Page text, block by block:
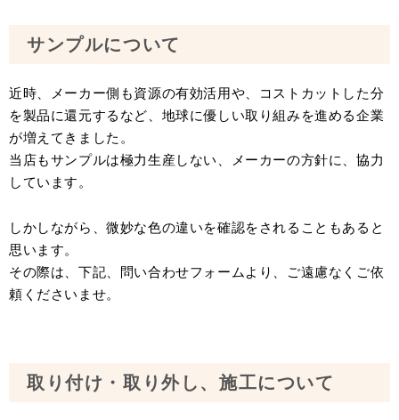
サンプルについて
近時、メーカー側も資源の有効活用や、コストカットした分
を製品に還元するなど、地球に優しい取り組みを進める企業
が増えてきました。
当店もサンプルは極力生産しない、メーカーの方針に、協力
しています。
しかしながら、微妙な色の違いを確認をされることもあると
思います。
その際は、下記、問い合わせフォームより、ご遠慮なくご依
頼くださいませ。
取り付け・取り外し、施工について